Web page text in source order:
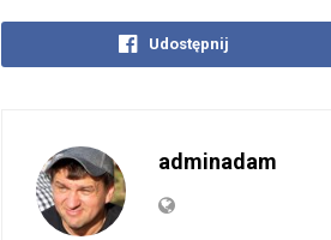
Udostępnij
adminadam